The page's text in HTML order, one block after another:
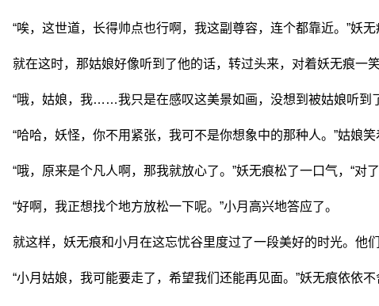
“唉，这世道，长得帅点也行啊，我这副尊容，连个都靠近。”妖无
就在这时，那姑娘好像听到了他的话，转过头来，对着妖无痕一
“哦，姑娘，我……我只是在感叹这美景如画，没想到被姑娘听到
“哈哈，妖怪，你不用紧张，我可不是你想象中的那种人。”姑娘
“哦，原来是个凡人啊，那我就放心了。”妖无痕松了一口气，“
“好啊，我正想找个地方放松一下呢。”小月高兴地答应了。
就这样，妖无痕和小月在这忘忧谷里度过了一段美好的时光。他
“小月姑娘，我可能要走了，希望我们还能再见面。”妖无痕依依不